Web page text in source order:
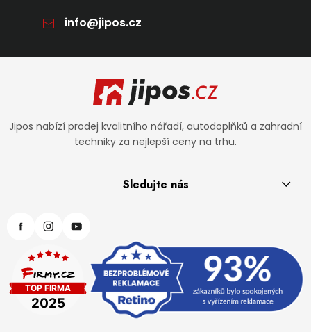
info@jipos.cz
Jipos nabízí prodej kvalitního nářadí, autodoplňků a zahradní
techniky za nejlepší ceny na trhu.
Sledujte nás